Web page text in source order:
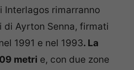
Interlagos rimarranno
Ayrton Senna, firmati
1991 e nel 1993. La
metri e, con due zone